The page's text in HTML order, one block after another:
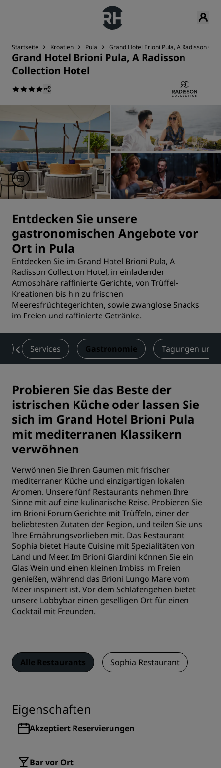
Startseite Kroatien Pula Grand Hotel Brioni Pula, A Radisson
Grand Hotel Brioni Pula, A Radisson
Collection Hotel
Entdecken Sie unsere
gastronomischen Angebote vor
Ort in Pula
Entdecken Sie im Grand Hotel Brioni Pula, A
Radisson Collection Hotel, in einladender
Atmosphäre raffinierte Gerichte, von Trüffel-
Kreationen bis hin zu frischen
Meeresfrüchtegerichten, sowie zwanglose Snacks
im Freien und raffinierte Getränke.
Services Gastronomie Tagungen und
Probieren Sie das Beste der
istrischen Küche oder lassen Sie
sich im Grand Hotel Brioni Pula
mit mediterranen Klassikern
verwöhnen
Verwöhnen Sie Ihren Gaumen mit frischer
mediterraner Küche und einzigartigen lokalen
Aromen. Unsere fünf Restaurants nehmen Ihre
Sinne mit auf eine kulinarische Reise. Probieren Sie
im Brioni Forum Gerichte mit Trüffeln, einer der
beliebtesten Zutaten der Region, und teilen Sie uns
Ihre Ernährungsvorlieben mit. Das Restaurant
Sophia bietet Haute Cuisine mit Spezialitäten von
Land und Meer. Im Brioni Giardini können Sie ein
Glas Wein und einen kleinen Imbiss im Freien
genießen, während das Brioni Lungo Mare vom
Meer inspiriert ist. Vor dem Schlafengehen bietet
unsere Lobbybar einen geselligen Ort für einen
Cocktail mit Freunden.
Alle Restaurants Sophia Restaurant
Eigenschaften
Akzeptiert Reservierungen
Bar vor Ort